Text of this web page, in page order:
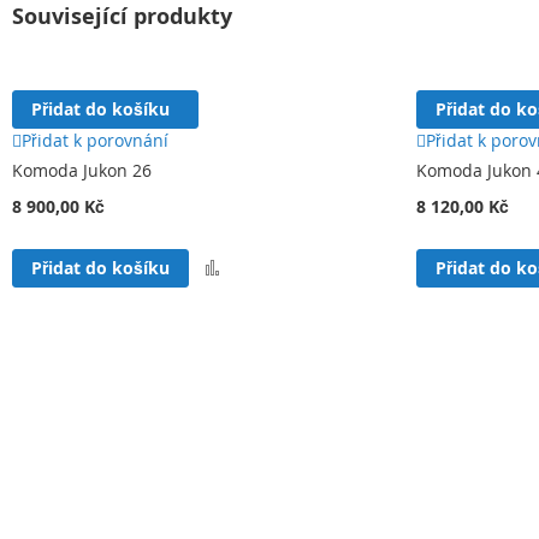
Související produkty
Přidat do košíku
Přidat k porovnání
Komoda Jukon 26
8 900,00 Kč
Přidat do košíku
Přidat do
Přidat k
Komoda Jukon
8 120,00 Kč
Přidat do